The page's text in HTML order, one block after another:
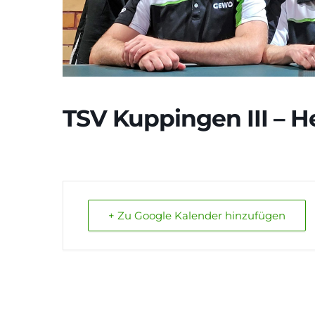
TSV Kuppingen III –
+ Zu Google Kalender hinzufügen